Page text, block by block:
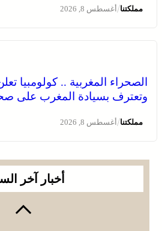
مملكتنا/أغسطس 8, 2026
الصحراء المغربية .. كولومبيا
وتعترف بسيادة المغرب على
مملكتنا/أغسطس 8, 2026
أخبار آخر